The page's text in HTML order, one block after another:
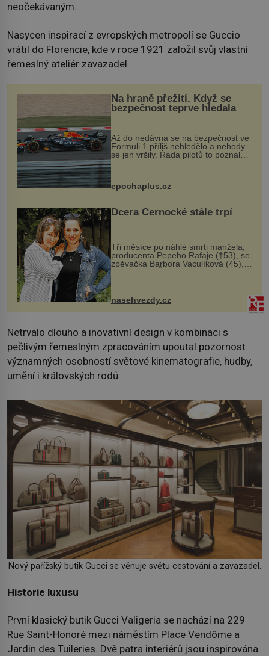
neočekávaným.
Nasycen inspirací z evropských metropolí se Guccio
vrátil do Florencie, kde v roce 1921 založil svůj vlastní
řemeslný ateliér zavazadel.
Na hraně přežití. Když se
bezpečnost teprve hledala
Až do nedávna se na bezpečnost ve
Formuli 1 příliš nehledělo a nehody
se jen vršily. Řada pilotů to poznala
na vlastní kůži, často s trvalými
následky nebo bohužel i ztrátou
života. Dnes nepochopiteln...
epochaplus.cz
Dcera Černocké stále trpí
Tři měsíce po náhlé smrti manžela,
producenta Pepeho Rafaje (†53), se
zpěvačka Barbora Vaculíková (45),
dcera Petry Černocké (75), poprvé
ozvala veřejnosti. Na sociální síti
sdílela, že se snaží fung...
nasehvezdy.cz
Netrvalo dlouho a inovativní design v kombinaci s
pečlivým řemeslným zpracováním upoutal pozornost
významných osobností světové kinematografie, hudby,
umění i královských rodů.
Nový pařížský butik Gucci se věnuje světu cestování a zavazadel.
Historie luxusu
První klasický butik Gucci Valigeria se nachází na 229
Rue Saint-Honoré mezi náměstím Place Vendôme a
Jardin des Tuileries. Dvě patra interiérů jsou inspirována